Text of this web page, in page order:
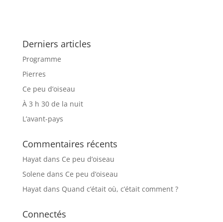
Derniers articles
Programme
Pierres
Ce peu d’oiseau
À 3 h 30 de la nuit
L’avant-pays
Commentaires récents
Hayatdans Ce peu d’oiseau
Solene dans Ce peu d’oiseau
Hayatdans Quand c’était où, c’était comment ?
Connectés